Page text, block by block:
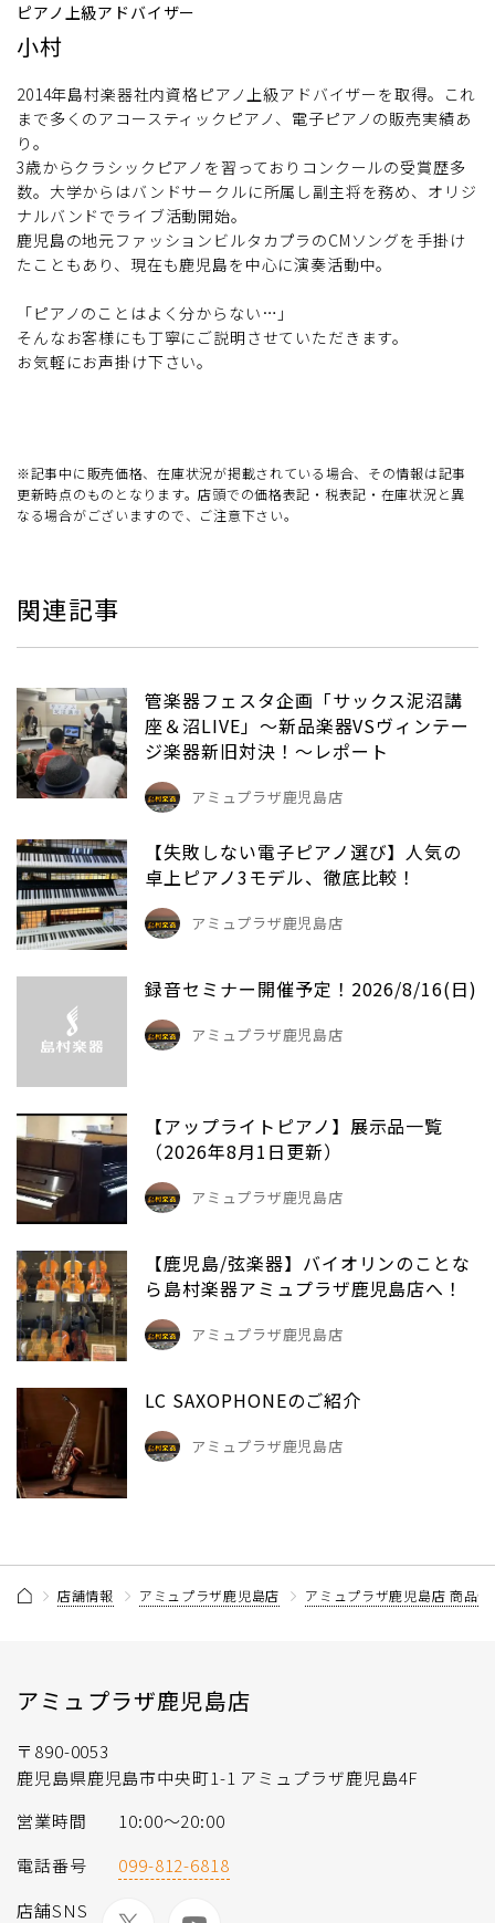
ピアノ上級アドバイザー
小村
2014年島村楽器社内資格ピアノ上級アドバイザーを取得。これ
まで多くのアコースティックピアノ、電子ピアノの販売実績あ
り。
3歳からクラシックピアノを習っておりコンクールの受賞歴多
数。大学からはバンドサークルに所属し副主将を務め、オリジ
ナルバンドでライブ活動開始。
鹿児島の地元ファッションビルタカプラのCMソングを手掛け
たこともあり、現在も鹿児島を中心に演奏活動中。
「ピアノのことはよく分からない…」
そんなお客様にも丁寧にご説明させていただきます。
お気軽にお声掛け下さい。
※記事中に販売価格、在庫状況が掲載されている場合、その情報は記事
更新時点のものとなります。店頭での価格表記・税表記・在庫状況と異
なる場合がございますので、ご注意下さい。
関連記事
管楽器フェスタ企画「サックス泥沼講
座＆沼LIVE」～新品楽器VSヴィンテー
ジ楽器新旧対決！～レポート
アミュプラザ鹿児島店
【失敗しない電子ピアノ選び】人気の
卓上ピアノ3モデル、徹底比較！
アミュプラザ鹿児島店
録音セミナー開催予定！2026/8/16(日)
アミュプラザ鹿児島店
【アップライトピアノ】展示品一覧
（2026年8月1日更新）
アミュプラザ鹿児島店
【鹿児島/弦楽器】バイオリンのことな
ら島村楽器アミュプラザ鹿児島店へ！
アミュプラザ鹿児島店
LC SAXOPHONEのご紹介
アミュプラザ鹿児島店
店舗情報 アミュプラザ鹿児島店 アミュプラザ鹿児島店 商品
アミュプラザ鹿児島店
〒890-0053
鹿児島県鹿児島市中央町1-1 アミュプラザ鹿児島4F
営業時間
10:00～20:00
電話番号
099-812-6818
店舗SNS